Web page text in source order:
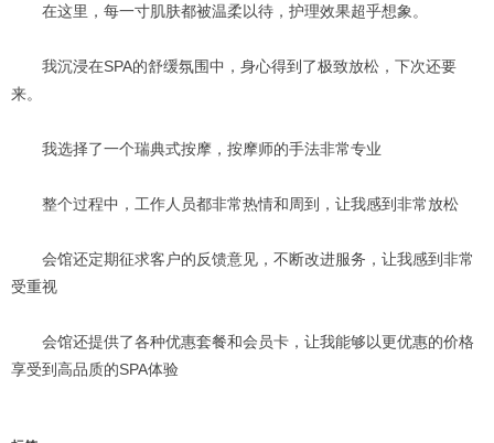
在这里，每一寸肌肤都被温柔以待，护理效果超乎想象。
我沉浸在SPA的舒缓氛围中，身心得到了极致放松，下次还要
来。
我选择了一个瑞典式按摩，按摩师的手法非常专业
整个过程中，工作人员都非常热情和周到，让我感到非常放松
会馆还定期征求客户的反馈意见，不断改进服务，让我感到非常
受重视
会馆还提供了各种优惠套餐和会员卡，让我能够以更优惠的价格
享受到高品质的SPA体验